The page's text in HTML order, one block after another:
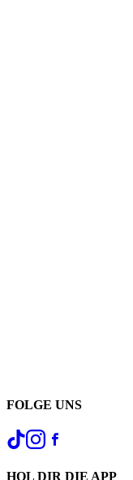
FOLGE UNS
HOL DIR DIE APP